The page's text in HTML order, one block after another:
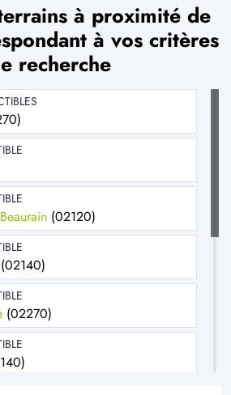
à proximité de
à vos critères
recherche
(02120)
(02140)
(02270)